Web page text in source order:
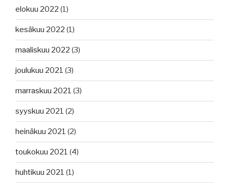
elokuu 2022 (1)
kesäkuu 2022 (1)
maaliskuu 2022 (3)
joulukuu 2021 (3)
marraskuu 2021 (3)
syyskuu 2021 (2)
heinäkuu 2021 (2)
toukokuu 2021 (4)
huhtikuu 2021 (1)